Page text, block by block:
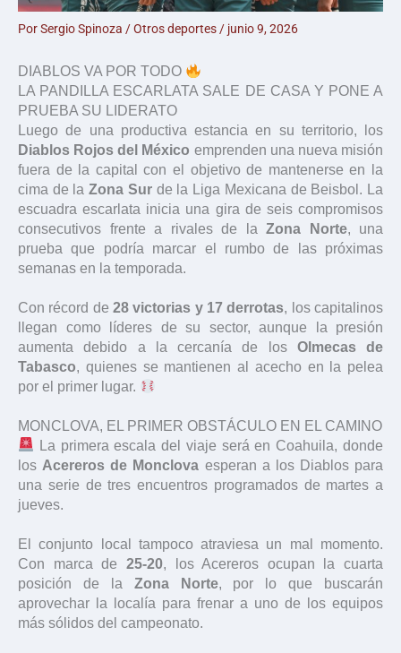
PorSergio Spinoza /Otros deportes / junio 9, 2026
DIABLOS VA POR TODO
LA PANDILLA ESCARLATA SALE DE CASA Y PONE A
PRUEBA SU LIDERATO
Luego de una productiva estancia en su territorio, los
Diablos Rojos del México emprenden una nueva misión
fuera de la capital con el objetivo de mantenerse en la
cima de laZona Surde la Liga Mexicana de Beisbol. La
escuadra escarlata inicia una gira de seis compromisos
consecutivos frente a rivales de la Zona Norte, una
prueba que podría marcar el rumbo de las próximas
semanas en la temporada.
Con récord de 28 victorias y 17 derrotas, los capitalinos
llegan como líderes de su sector, aunque la presión
aumenta debido a la cercanía de los Olmecas de
Tabasco, quienes se mantienen al acecho en la pelea
por el primer lugar.
MONCLOVA, EL PRIMER OBSTÁCULO EN EL CAMINO
La primera escala del viaje será en Coahuila, donde
los Acereros de Monclova esperan a los Diablos para
una serie de tres encuentros programados de martes a
jueves.
El conjunto local tampoco atraviesa un mal momento.
Con marca de 25-20, los Acereros ocupan la cuarta
posición de la Zona Norte, por lo que buscarán
aprovechar la localía para frenar a uno de los equipos
más sólidos del campeonato.